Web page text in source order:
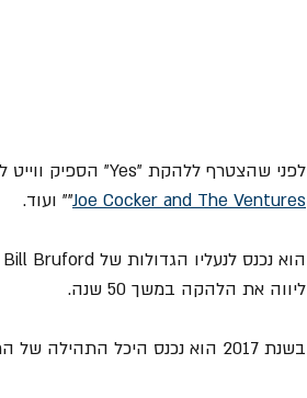
"Joe Cocker and The Ventures " ועוד.
ליווה את הלהקה במשך 50 שנה.
בשנת 2017 הוא נכנס היכל התהילה של הרוקנרול יחד עם "Yes".